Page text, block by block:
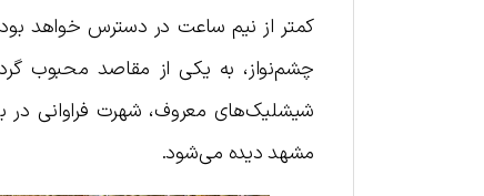
کمتر از نیم ساعت در دسترس خواهد
چشم‌نواز، به یکی از مقاصد محبوب
شیشلیک‌های معروف، شهرت فراوانی در
مشهد دیده می‌شود.